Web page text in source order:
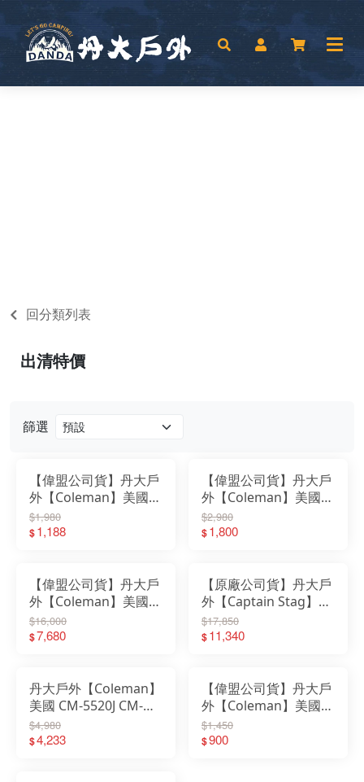
回分類列表
篩選
【偉盟公司貨】丹大戶
外【Coleman】美國
伸縮型暖光LED照明
燈/CM-7796 ｜營燈｜
$1,980
$1,188
【偉盟公司貨】丹大戶
外【Coleman】美國
CPX6 復古LED營燈 香
檳金/暖冷光/CM-6969
$2,980
$1,800
【偉盟公司貨】丹大戶
外【Coleman】美國透
氣網屋大客廳帳380勃
根地/挑高室高/炊事帳
$16,000
$7,680
【原廠公司貨】丹大戶
外【Captain Stag】日
本鹿牌 EX GEAR 5-6人
隧道帳 UA-17│帳篷│
$17,850
$11,340
丹大戶外【Coleman】
美國 CM-5520J CM-
5521J 2500北極星瓦斯
露營照明燈｜營燈｜立
$4,980
$4,233
【偉盟公司貨】丹大戶
外【Coleman】美國
BATTERYLOCK PUSH
營燈 紅 CM-27296｜露
$1,450
$900
出清特價